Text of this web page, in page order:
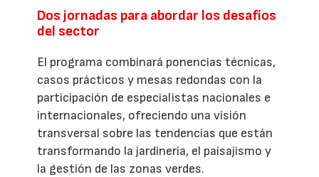
Dos jornadas para abordar los desafíos
del sector
El programa combinará ponencias técnicas,
casos prácticos y mesas redondas con la
participación de especialistas nacionales e
internacionales, ofreciendo una visión
transversal sobre las tendencias que están
transformando la jardinería, el paisajismo y
la gestión de las zonas verdes.